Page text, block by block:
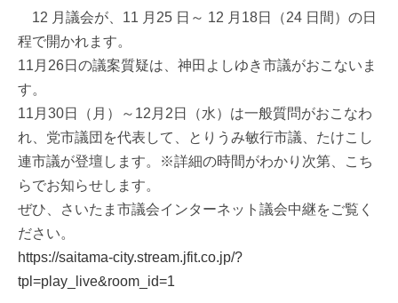
12 月議会が、11 月25 日～ 12 月18日（24 日間）の日
程で開かれます。
11月26日の議案質疑は、神田よしゆき市議がおこないま
す。
11月30日（月）～12月2日（水）は一般質問がおこなわ
れ、党市議団を代表して、とりうみ敏行市議、たけこし
連市議が登壇します。※詳細の時間がわかり次第、こち
らでお知らせします。
ぜひ、さいたま市議会インターネット議会中継をご覧く
ださい。
https://saitama-city.stream.jfit.co.jp/?
tpl=play_live&room_id=1